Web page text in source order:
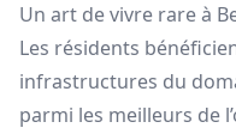
Un art de vivre rare à
Les résidents
infrastructures du
parmi les meilleurs de